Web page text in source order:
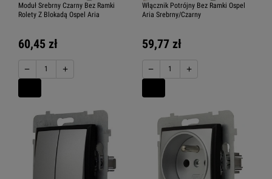
Moduł Srebrny Czarny Bez Ramki
Rolety Z Blokadą Ospel Aria
60,45 zł
− +
Włącznik Potrójny Bez Ramki Ospel
Aria Srebrny/Czarny
59,77 zł
− +